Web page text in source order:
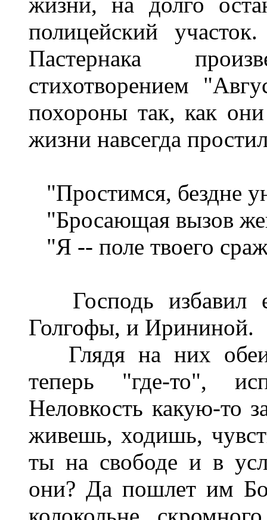
полицейский
Пастернака
стихотворением
похороны так, как
жизни навсегда
"Простимся, бездне
"Бросающая вызов
"Я -- поле твоего
Господь избавил
Голгофы, и Ирининой.
Глядя на них
теперь "где-то",
Неловкость какую-то
живешь, ходишь,
ты на свободе и в
они? Да пошлет им